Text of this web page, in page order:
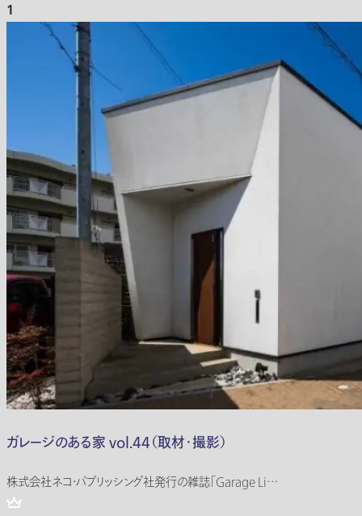
1
ガレージのある家 vol.44（取材・撮影）
株式会社ネコ・パブリッシング社発行の雑誌「Garage Li…